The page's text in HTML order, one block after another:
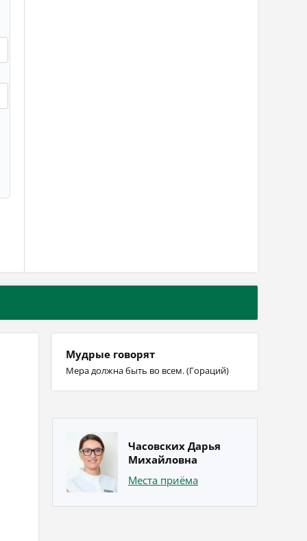
Мудрые говорят
Мера должна быть во всем. (Гораций)
Часовских Дарья
Михайловна
Места приёма